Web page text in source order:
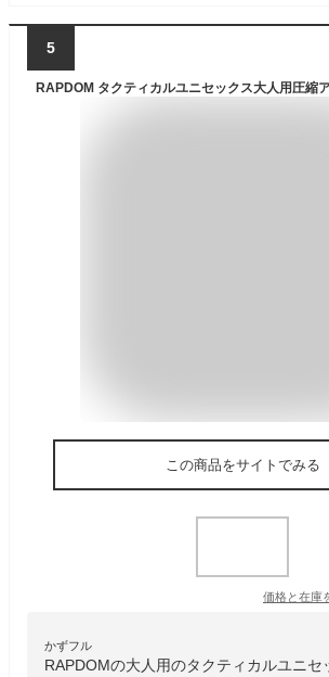
5
この商品をサイトでみる
価格と在庫
かずフル
RAPDOMの大人用のタクティカルユニセ